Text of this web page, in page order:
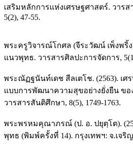
เสริมหลักการแห่งเศรษฐศาสตร์. วาร
5(2), 47-55.
พระครูวิจารณ์โกศล (จีระวัฒน์ เพ็งพริ้ง
แนวพุทธ. วารสารศิลปะการจัดการ,
พระณัฏฐนันท์เดช สีลเตโช. (2563). เ
แบบการพัฒนาความสุขอย่างยั่งยืน ขอ
วารสารสันติศึกษา, 8(5), 1749-1763.
พระพรหมคุณาภรณ์ (ป. อ. ปยุตฺโต).
พุทธ (พิมพ์ครั้งที่ 14). กรุงเทพฯ: จ.เจริ